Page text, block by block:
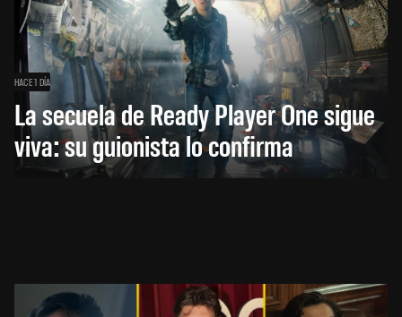
HACE 1 DÍA
La secuela de Ready Player One sigue
viva: su guionista lo confirma